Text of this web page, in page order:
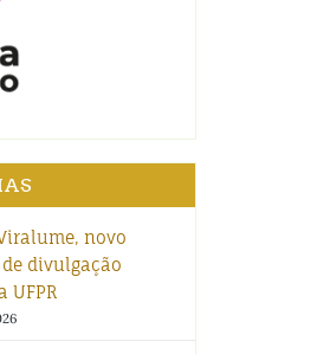
novo
divulgação
UFPR